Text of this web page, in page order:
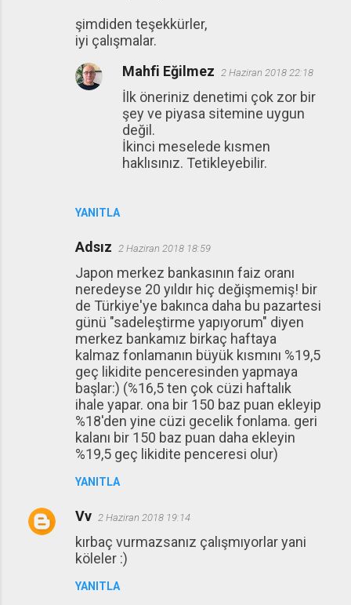
şimdiden teşekkürler,
iyi çalışmalar.
YANITLA
Mahfi Eğilmez 2 Haziran 2018 22:18
İlk öneriniz denetimi çok zor bir
şey ve piyasa sitemine uygun
değil.
İkinci meselede kısmen
haklısınız. Tetikleyebilir.
Adsız 2 Haziran 2018 18:59
Japon merkez bankasının faiz oranı
neredeyse 20 yıldır hiç değişmemiş! bir
de Türkiye'ye bakınca daha bu pazartesi
günü "sadeleştirme yapıyorum" diyen
merkez bankamız birkaç haftaya
kalmaz fonlamanın büyük kısmını %19,5
geç likidite penceresinden yapmaya
başlar:) (%16,5 ten çok cüzi haftalık
ihale yapar. ona bir 150 baz puan ekleyip
%18'den yine cüzi gecelik fonlama. geri
kalanı bir 150 baz puan daha ekleyin
%19,5 geç likidite penceresi olur)
YANITLA
Vv 2 Haziran 2018 19:14
kırbaç vurmazsanız çalışmıyorlar yani
köleler :)
YANITLA